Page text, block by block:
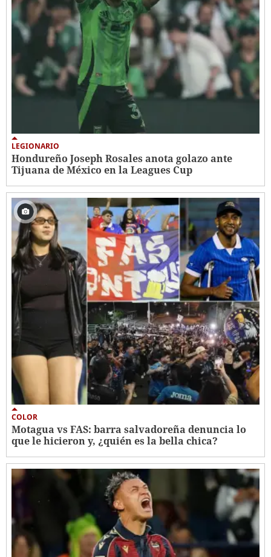
LEGIONARIO
Hondureño Joseph Rosales anota golazo ante
Tijuana de México en la Leagues Cup
COLOR
Motagua vs FAS: barra salvadoreña denuncia lo
que le hicieron y, ¿quién es la bella chica?